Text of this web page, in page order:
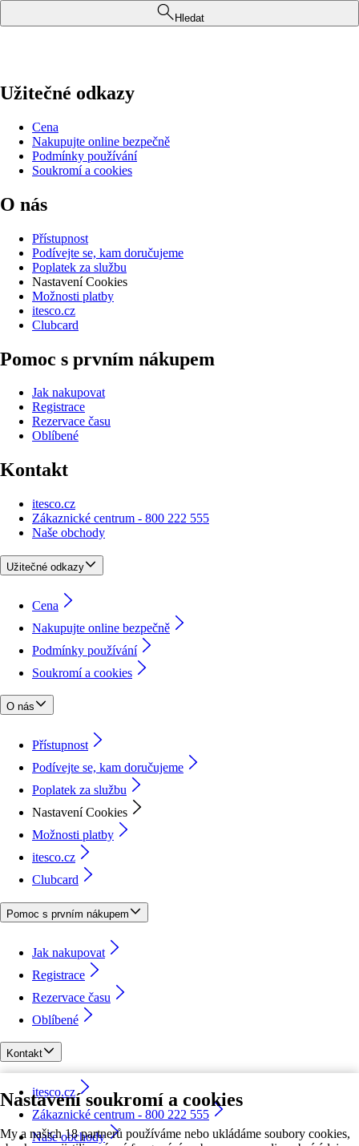
Nastavení soukromí a cookies
My a našich 18 partnerů používáme nebo ukládáme soubory cookies,
Hledat
Užitečné odkazy
Cena
Nakupujte online bezpečně
Podmínky používání
Soukromí a cookies
O nás
Přístupnost
Podívejte se, kam doručujeme
Poplatek za službu
Nastavení Cookies
Možnosti platby
itesco.cz
Clubcard
Pomoc s prvním nákupem
Jak nakupovat
Registrace
Rezervace času
Oblíbené
Kontakt
itesco.cz
Zákaznické centrum - 800 222 555
Naše obchody
Užitečné odkazy
Cena
Nakupujte online bezpečně
Podmínky používání
Soukromí a cookies
O nás
Přístupnost
Podívejte se, kam doručujeme
Poplatek za službu
Nastavení Cookies
Možnosti platby
itesco.cz
Clubcard
Pomoc s prvním nákupem
Jak nakupovat
Registrace
Rezervace času
Oblíbené
Kontakt
itesco.cz
Zákaznické centrum - 800 222 555
Naše obchody